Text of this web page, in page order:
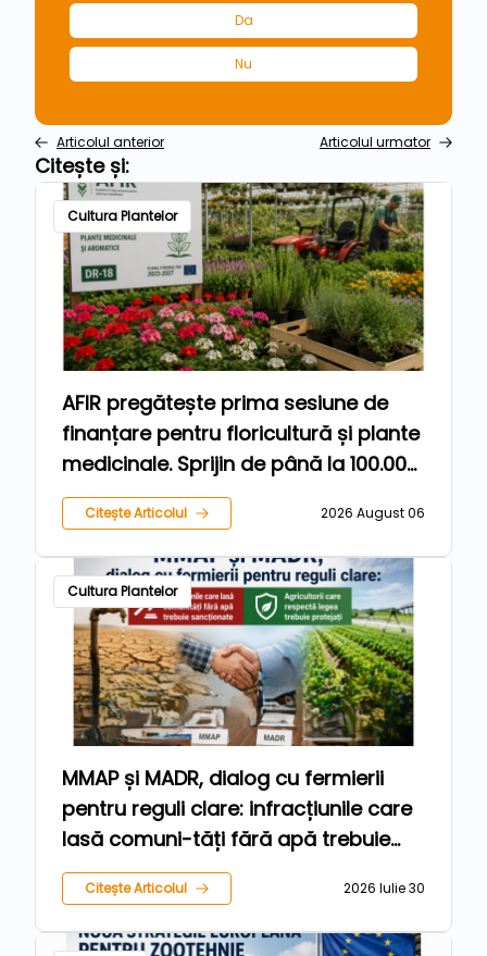
Da
Nu
Articolul anterior Articolul urmator
Citește și:
Cultura Plantelor
AFIR pregătește prima sesiune de
finanțare pentru floricultură și plante
medicinale. Sprijin de până la 100.000
de euro pentru fermieri
Citește Articolul 2026 August 06
Cultura Plantelor
MMAP și MADR, dialog cu fermierii
pentru reguli clare: infracțiunile care
lasă comuni-tăți fără apă trebuie
sancționate, iar agricultorii care
respectă legea trebuie protejați
Citește Articolul 2026 Iulie 30